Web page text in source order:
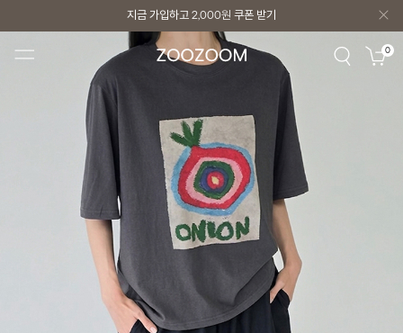
지금 가입하고 2,000원 쿠폰 받기
지금 가입하고 2,000원 쿠폰 받기 0